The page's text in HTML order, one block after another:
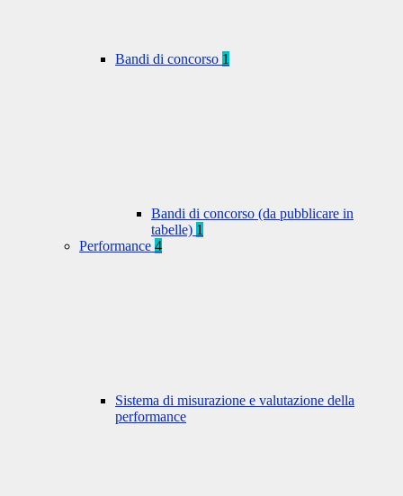
Bandi di concorso 1
Bandi di concorso (da pubblicare in
tabelle) 1
Performance 4
Sistema di misurazione e valutazione della
performance